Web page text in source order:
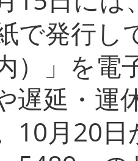
で発行し
）」を電
遅延・運
10月20